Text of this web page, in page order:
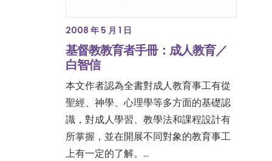
2008 年 5 月 1 日
基督教教育者手冊：成人教育／
白智信
本文作者認為全書對成人教育事工有從
聖經、神學、心理學等多方面的基礎認
識，對成人學習、教學法和課程設計有
所掌握，並在開展不同對象的教育事工
上有一定的了解。…